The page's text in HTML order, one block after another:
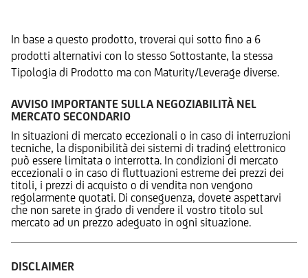
In base a questo prodotto, troverai qui sotto fino a 6
prodotti alternativi con lo stesso Sottostante, la stessa
Tipologia di Prodotto ma con Maturity/Leverage diverse.
AVVISO IMPORTANTE SULLA NEGOZIABILITÀ NEL
MERCATO SECONDARIO
In situazioni di mercato eccezionali o in caso di interruzioni
tecniche, la disponibilità dei sistemi di trading elettronico
può essere limitata o interrotta. In condizioni di mercato
eccezionali o in caso di fluttuazioni estreme dei prezzi dei
titoli, i prezzi di acquisto o di vendita non vengono
regolarmente quotati. Di conseguenza, dovete aspettarvi
che non sarete in grado di vendere il vostro titolo sul
mercato ad un prezzo adeguato in ogni situazione.
DISCLAIMER